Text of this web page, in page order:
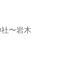
〜岩木